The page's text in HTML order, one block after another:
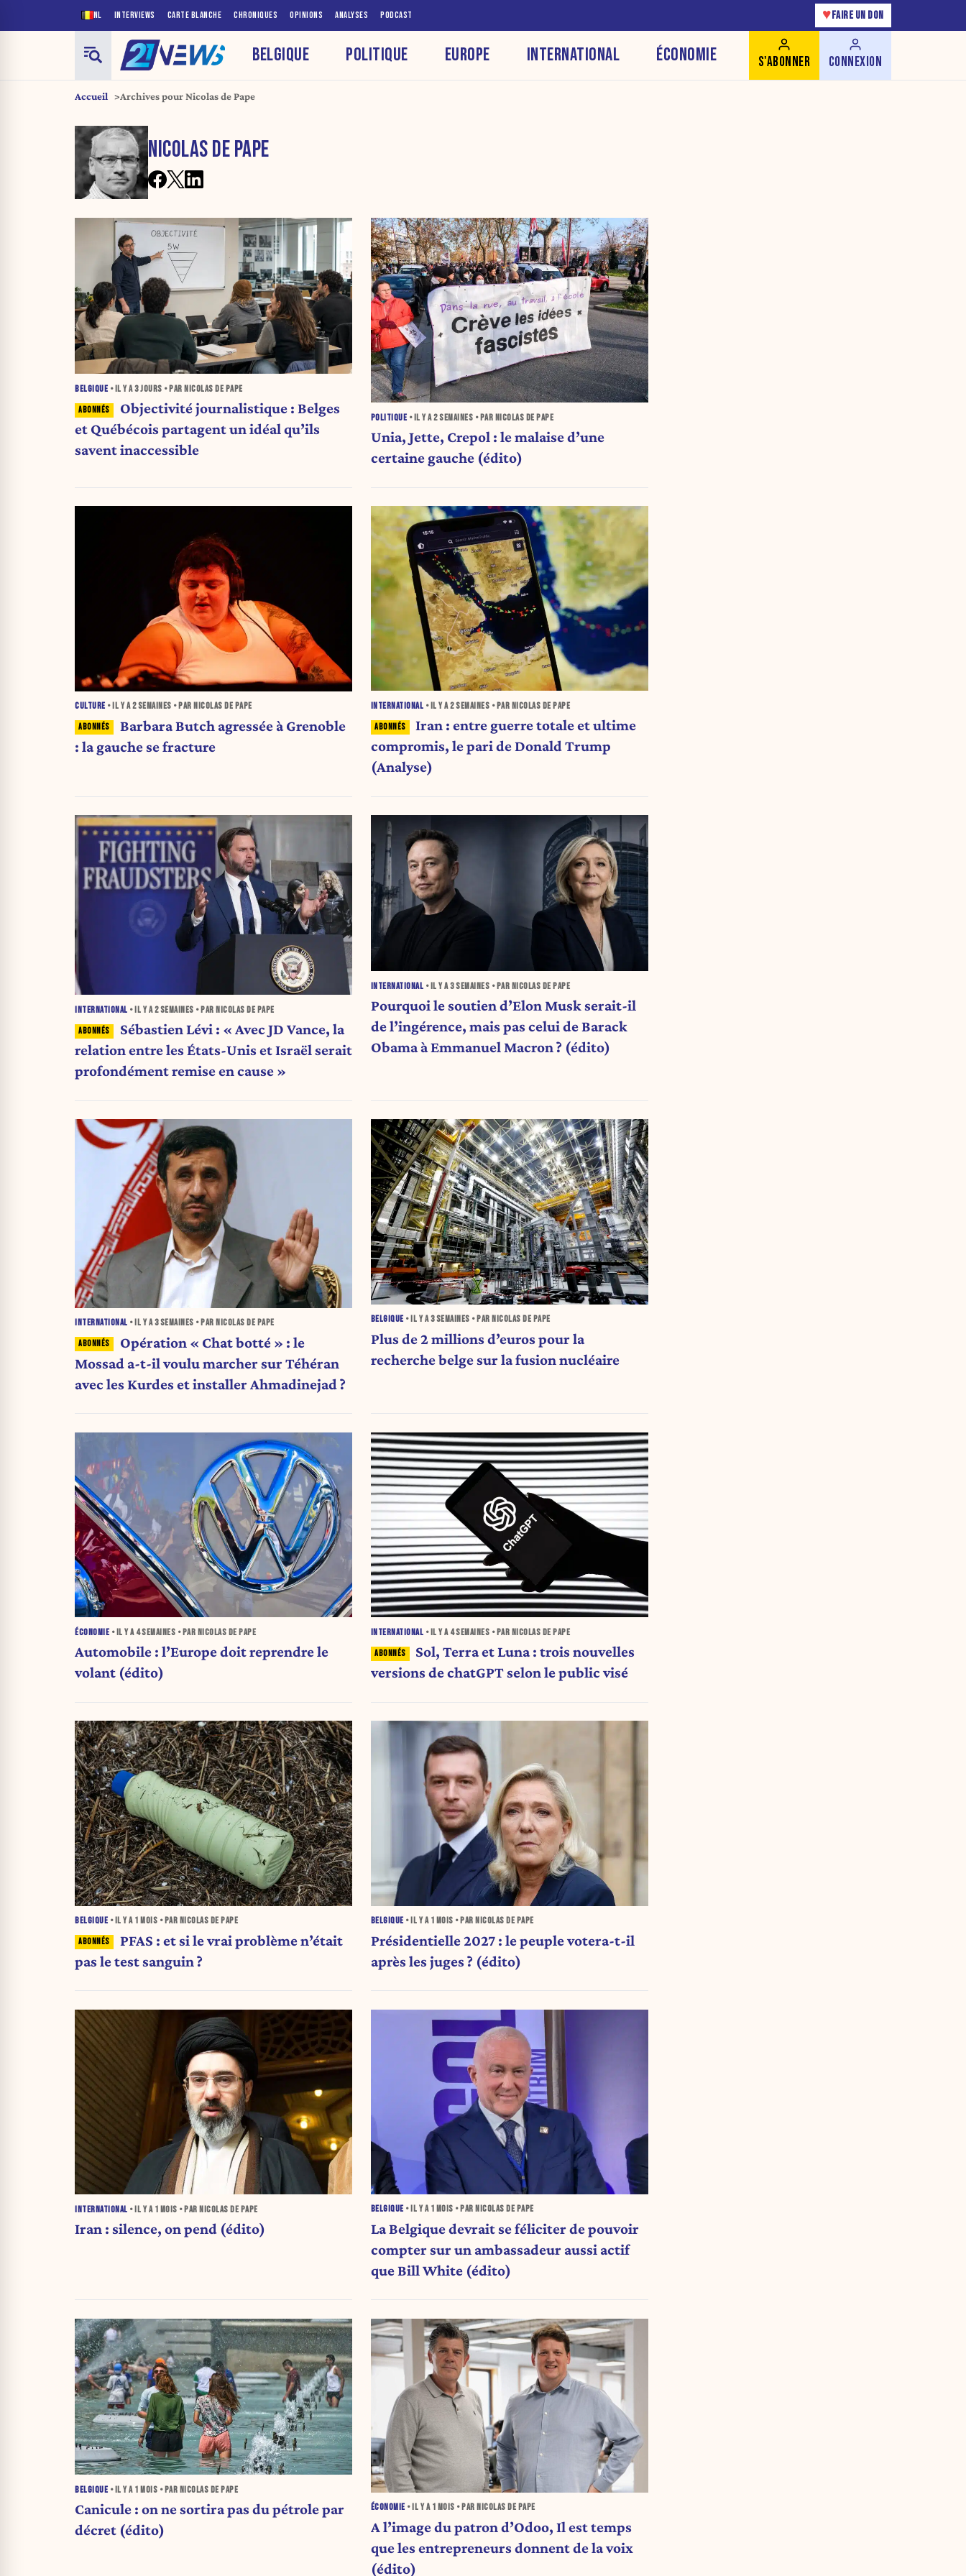
NL INTERVIEWS CARTE BLANCHE CHRONIQUES OPINIONS ANALYSES PODCAST ♥ FAIRE UN DON
BELGIQUE POLITIQUE EUROPE INTERNATIONAL ÉCONOMIE S'ABONNER CONNEXION
Accueil Archives pour Nicolas de Pape
NICOLAS DE PAPE
BELGIQUE • IL Y A3 JOURS • PAR NICOLAS DE PAPE
Objectivité journalistique : Belges
et Québécois partagent un idéal qu’ils
savent inaccessible
POLITIQUE • IL Y A2 SEMAINES • PAR NICOLAS DE PAPE
Unia, Jette, Crepol : le malaise d’une
certaine gauche (édito)
CULTURE • IL Y A2 SEMAINES • PAR NICOLAS DE PAPE
Barbara Butch agressée à Grenoble
: la gauche se fracture
INTERNATIONAL • IL Y A2 SEMAINES • PAR NICOLAS DE PAPE
Iran : entre guerre totale et ultime
compromis, le pari de Donald Trump
(Analyse)
INTERNATIONAL • IL Y A2 SEMAINES • PAR NICOLAS DE PAPE
Sébastien Lévi : « Avec JD Vance, la
relation entre les États-Unis et Israël serait
profondément remise en cause »
INTERNATIONAL • IL Y A3 SEMAINES • PAR NICOLAS DE PAPE
Pourquoi le soutien d’Elon Musk serait-il
de l’ingérence, mais pas celui de Barack
Obama à Emmanuel Macron ? (édito)
INTERNATIONAL • IL Y A3 SEMAINES • PAR NICOLAS DE PAPE
Opération « Chat botté » : le
Mossad a-t-il voulu marcher sur Téhéran
avec les Kurdes et installer Ahmadinejad ?
BELGIQUE • IL Y A3 SEMAINES • PAR NICOLAS DE PAPE
Plus de 2 millions d’euros pour la
recherche belge sur la fusion nucléaire
ÉCONOMIE • IL Y A 4 SEMAINES • PAR NICOLAS DE PAPE
Automobile : l’Europe doit reprendre le
volant (édito)
INTERNATIONAL • IL Y A 4 SEMAINES • PAR NICOLAS DE PAPE
Sol, Terra et Luna : trois nouvelles
versions de chatGPT selon le public visé
BELGIQUE • IL Y A 1 MOIS • PAR NICOLAS DE PAPE
PFAS : et si le vrai problème n’était
pas le test sanguin ?
BELGIQUE • IL Y A 1 MOIS • PAR NICOLAS DE PAPE
Présidentielle 2027 : le peuple votera-t-il
après les juges ? (édito)
INTERNATIONAL • IL Y A 1 MOIS • PAR NICOLAS DE PAPE
Iran : silence, on pend (édito)
BELGIQUE • IL Y A 1 MOIS • PAR NICOLAS DE PAPE
La Belgique devrait se féliciter de pouvoir
compter sur un ambassadeur aussi actif
que Bill White (édito)
BELGIQUE • IL Y A 1 MOIS • PAR NICOLAS DE PAPE
Canicule : on ne sortira pas du pétrole par
décret (édito)
ÉCONOMIE • IL Y A 1 MOIS • PAR NICOLAS DE PAPE
A l’image du patron d’Odoo, Il est temps
que les entrepreneurs donnent de la voix
(édito)